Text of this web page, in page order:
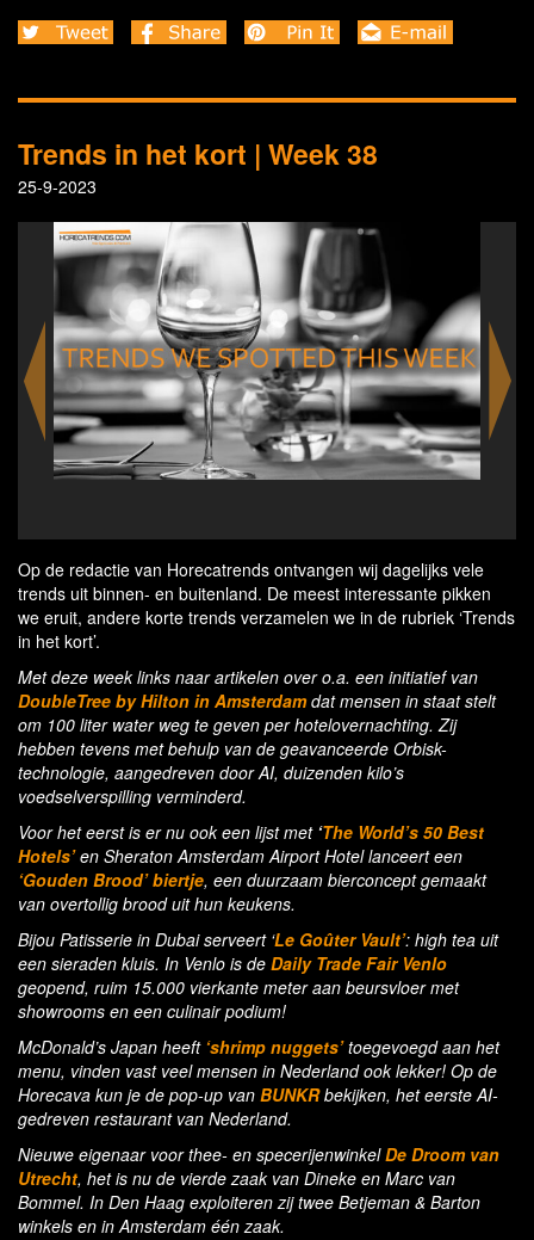
Trends in het kort | Week 38
25-9-2023
Op de redactie van Horecatrends ontvangen wij dagelijks vele
trends uit binnen- en buitenland. De meest interessante pikken
we eruit, andere korte trends verzamelen we in de rubriek ‘Trends
in het kort’.
Met deze week links naar artikelen over o.a. een initiatief van
DoubleTree by Hilton in Amsterdamdat mensen in staat stelt
om 100 liter water weg te geven per hotelovernachting. Zij
hebben tevens met behulp van de geavanceerde Orbisk-
technologie, aangedreven door AI, duizenden kilo’s
voedselverspilling verminderd.
Voor het eerst is er nu ook een lijst met ‘The World’s 50 Best
Hotels’en Sheraton Amsterdam Airport Hotel lanceert een
‘Gouden Brood’ biertje, een duurzaam bierconcept gemaakt
van overtollig brood uit hun keukens.
Bijou Patisserie in Dubai serveert ‘Le Goûter Vault’: high tea uit
een sieraden kluis. In Venlo is de Daily Trade Fair Venlo
geopend, ruim 15.000 vierkante meter aan beursvloer met
showrooms en een culinair podium!
McDonald’s Japan heeft ‘shrimp nuggets’toegevoegd aan het
menu, vinden vast veel mensen in Nederland ook lekker! Op de
Horecava kun je de pop-up van BUNKRbekijken, het eerste AI-
gedreven restaurant van Nederland.
Nieuwe eigenaar voor thee- en specerijenwinkelDe Droom van
Utrecht, het is nu de vierde zaak van Dineke en Marc van
Bommel. In Den Haag exploiteren zij twee Betjeman & Barton
winkels en in Amsterdam één zaak.